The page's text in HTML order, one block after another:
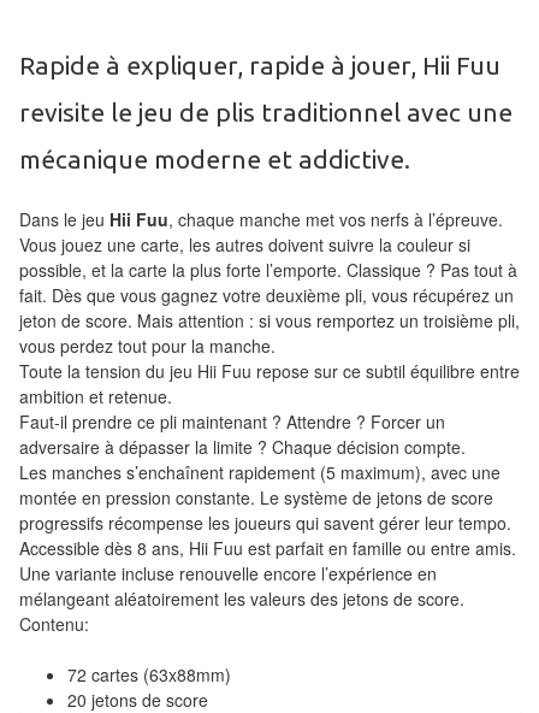
de
cartes
Collectionner
Les
Classiques
Pour
les
enfants
Pour
la
famille
Pour
les
initiés
Pour
Rapide à expliquer, rapide à jouer, Hii Fuu
revisite le jeu de plis traditionnel avec une
mécanique moderne et addictive.
Dans le jeu Hii Fuu, chaque manche met vos nerfs à l’épreuve.
Vous jouez une carte, les autres doivent suivre la couleur si
possible, et la carte la plus forte l’emporte. Classique ? Pas tout à
fait. Dès que vous gagnez votre deuxième pli, vous récupérez un
jeton de score. Mais attention : si vous remportez un troisième pli,
vous perdez tout pour la manche.
Toute la tension du jeu Hii Fuu repose sur ce subtil équilibre entre
ambition et retenue.
Faut-il prendre ce pli maintenant ? Attendre ? Forcer un
adversaire à dépasser la limite ? Chaque décision compte.
Les manches s’enchaînent rapidement (5 maximum), avec une
montée en pression constante. Le système de jetons de score
progressifs récompense les joueurs qui savent gérer leur tempo.
Accessible dès 8 ans, Hii Fuu est parfait en famille ou entre amis.
Une variante incluse renouvelle encore l’expérience en
mélangeant aléatoirement les valeurs des jetons de score.
Contenu:
72 cartes (63x88mm)
20 jetons de score